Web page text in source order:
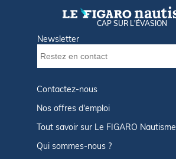
CAP SUR L'ÉVASION
Newsletter
Contactez-nous
Nos offres d'emploi
Tout savoir sur Le FIGARO Nautisme
Qui sommes-nous ?